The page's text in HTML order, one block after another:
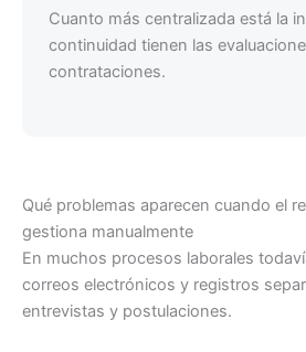
Cuanto más centralizada está la
continuidad tienen las
contrataciones.
Qué problemas aparecen cuando el
gestiona manualmente
En muchos procesos laborales
correos electrónicos y registros
entrevistas y postulaciones.